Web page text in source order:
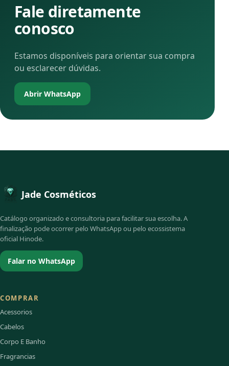
Fale diretamente
conosco
Estamos disponíveis para orientar sua compra
ou esclarecer dúvidas.
Abrir WhatsApp
Jade Cosméticos
Catálogo organizado e consultoria para facilitar sua escolha. A
finalização pode ocorrer pelo WhatsApp ou pelo ecossistema
oficial Hinode.
Falar no WhatsApp
COMPRAR
Acessorios
Cabelos
Corpo E Banho
Fragrancias